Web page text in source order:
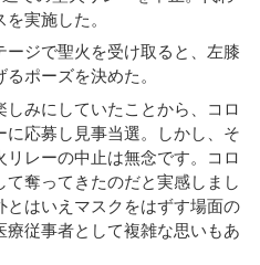
実施した。
ジで聖火を受け取ると、左膝
ポーズを決めた。
みにしていたことから、コロ
応募し見事当選。しかし、そ
レーの中止は無念です。コロ
奪ってきたのだと実感しまし
はいえマスクをはずす場面の
従事者として複雑な思いもあ